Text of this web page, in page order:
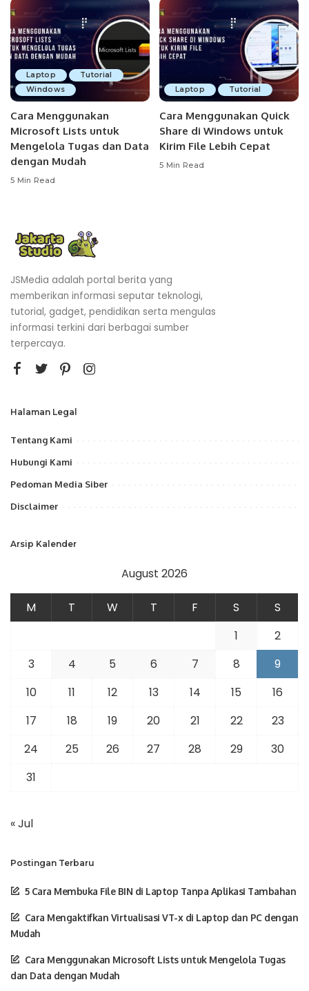
Laptop
Tutorial
Windows
Cara Menggunakan
Microsoft Lists untuk
Mengelola Tugas dan Data
dengan Mudah
5 Min Read
Laptop Tutorial
Cara Menggunakan Quick
Share di Windows untuk
Kirim File Lebih Cepat
5 Min Read
JSMedia adalah portal berita yang
memberikan informasi seputar teknologi,
tutorial, gadget, pendidikan serta mengulas
informasi terkini dari berbagai sumber
terpercaya.
Halaman Legal
Tentang Kami
Hubungi Kami
Pedoman Media Siber
Disclaimer
Arsip Kalender
August 2026
M T W T F S
S
1
2
3
4 5 6 7 8
9
10
11 12 13 14 15
16
17
18 19 20 21 22
23
24
25 26 27 28 29
30
31
« Jul
Postingan Terbaru
5 Cara Membuka File BIN di Laptop Tanpa Aplikasi Tambahan
Cara Mengaktifkan Virtualisasi VT-x di Laptop dan PC dengan
Mudah
Cara Menggunakan Microsoft Lists untuk Mengelola Tugas
dan Data dengan Mudah